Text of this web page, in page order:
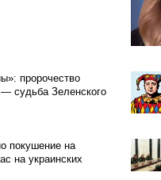
пророчество
судьба Зеленского
покушение на
на украинских